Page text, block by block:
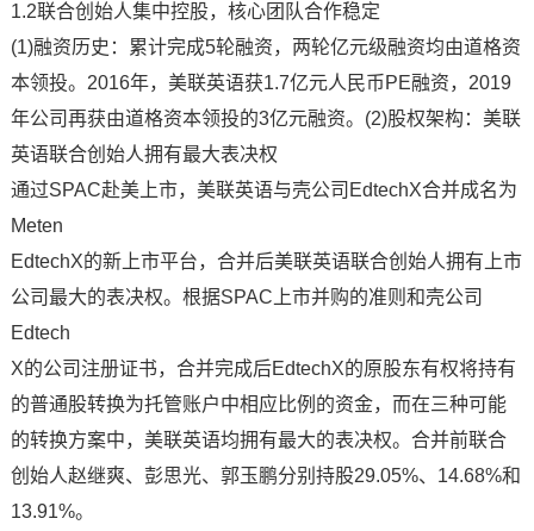
1.2联合创始人集中控股，核心团队合作稳定
(1)融资历史：累计完成5轮融资，两轮亿元级融资均由道格资
本领投。2016年，美联英语获1.7亿元人民币PE融资，2019
年公司再获由道格资本领投的3亿元融资。(2)股权架构：美联
英语联合创始人拥有最大表决权
通过SPAC赴美上市，美联英语与壳公司EdtechX合并成名为
Meten
EdtechX的新上市平台，合并后美联英语联合创始人拥有上市
公司最大的表决权。根据SPAC上市并购的准则和壳公司
Edtech
X的公司注册证书，合并完成后EdtechX的原股东有权将持有
的普通股转换为托管账户中相应比例的资金，而在三种可能
的转换方案中，美联英语均拥有最大的表决权。合并前联合
创始人赵继爽、彭思光、郭玉鹏分别持股29.05%、14.68%和
13.91%。